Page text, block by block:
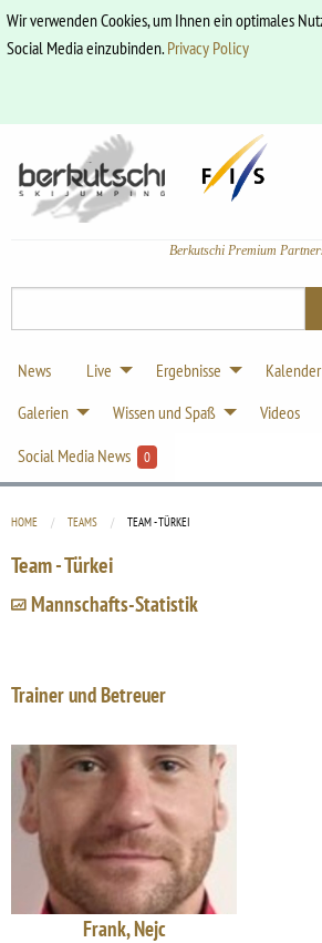
Wir verwenden Cookies, um Ihnen ein optimales
Social Media einzubinden.Privacy Policy
Berkutschi Premium
News Live Ergebnisse Kalender
Galerien
Wissen und Spaß Videos
Social Media News
0
HOME TEAMS CURRENT:
TEAM - TÜRKEI
Team - Türkei
Mannschafts-Statistik
Trainer und Betreuer
Frank, Nejc